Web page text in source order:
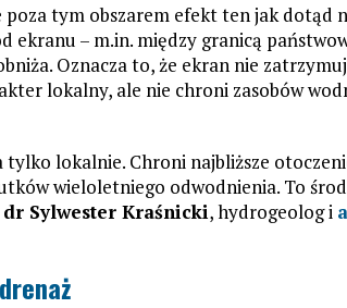
poza tym obszarem efekt ten jak dotąd
ekranu – m.in. między granicą
Oznacza to, że ekran nie
lokalny, ale nie chroni zasobów
lokalnie. Chroni najbliższe
wieloletniego odwodnienia. To
dr Sylwester Kraśnicki, hydrogeolog i